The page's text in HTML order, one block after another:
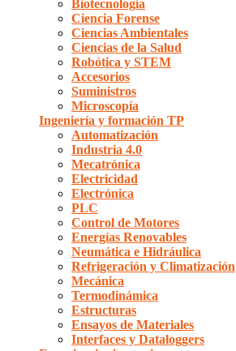
Biotecnología
Ciencia Forense
Ciencias Ambientales
Ciencias de la Salud
Robótica y STEM
Accesorios
Suministros
Microscopía
Ingeniería y formación TP
Automatización
Industria 4.0
Mecatrónica
Electricidad
Electrónica
PLC
Control de Motores
Energías Renovables
Neumática e Hidráulica
Refrigeración y Climatización
Mecánica
Termodinámica
Estructuras
Ensayos de Materiales
Interfaces y Dataloggers